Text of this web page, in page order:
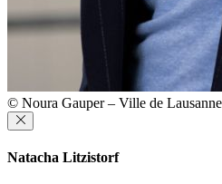
© Noura Gauper – Ville de Lausanne
Natacha Litzistorf